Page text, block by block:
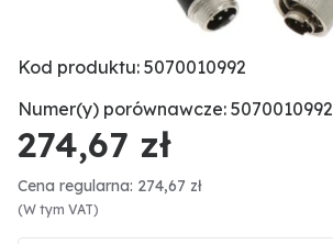
Kod produktu: 5070010992
Numer(y) porównawcze: 5070010992
274,67 zł
Cena regularna: 274,67 zł
(W tym VAT)